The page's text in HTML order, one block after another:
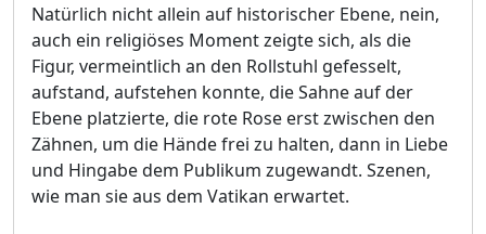
Natürlich nicht allein auf historischer Ebene, nein,
auch ein religiöses Moment zeigte sich, als die
Figur, vermeintlich an den Rollstuhl gefesselt,
aufstand, aufstehen konnte, die Sahne auf der
Ebene platzierte, die rote Rose erst zwischen den
Zähnen, um die Hände frei zu halten, dann in Liebe
und Hingabe dem Publikum zugewandt. Szenen,
wie man sie aus dem Vatikan erwartet.